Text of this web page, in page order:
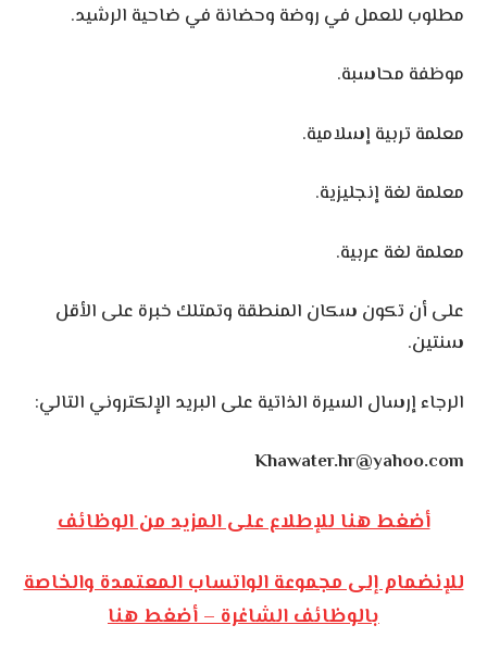
مطلوب للعمل في روضة وحضانة في ضاحية الرشيد.
موظفة محاسبة.
معلمة تربية إسلامية.
معلمة لغة إنجليزية.
معلمة لغة عربية.
على أن تكون سكان المنطقة وتمتلك خبرة على الأقل
سنتين.
الرجاء إرسال السيرة الذاتية على البريد الإلكتروني التالي:
Khawater.hr@yahoo.com
أضغط هنا للإطلاع على المزيد من الوظائف
للإنضمام إلى مجموعة الواتساب المعتمدة والخاصة
بالوظائف الشاغرة – أضغط هنا